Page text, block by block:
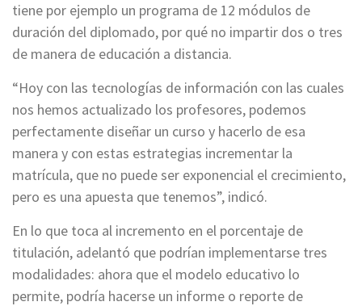
tiene por ejemplo un programa de 12 módulos de
duración del diplomado, por qué no impartir dos o tres
de manera de educación a distancia.
“Hoy con las tecnologías de información con las cuales
nos hemos actualizado los profesores, podemos
perfectamente diseñar un curso y hacerlo de esa
manera y con estas estrategias incrementar la
matrícula, que no puede ser exponencial el crecimiento,
pero es una apuesta que tenemos”, indicó.
En lo que toca al incremento en el porcentaje de
titulación, adelantó que podrían implementarse tres
modalidades: ahora que el modelo educativo lo
permite, podría hacerse un informe o reporte de